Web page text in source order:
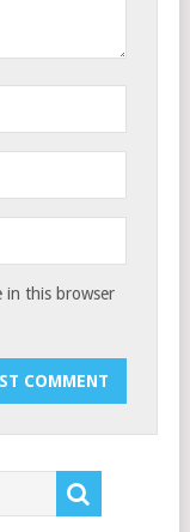
in this browser